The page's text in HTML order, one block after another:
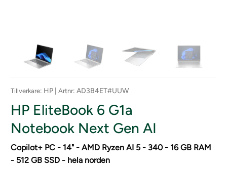
Tillverkare: HP | Artnr: AD3B4ET#UUW
HP EliteBook 6 G1a
Notebook Next Gen AI
Copilot+ PC - 14" - AMD Ryzen AI 5 - 340 - 16 GB RAM
- 512 GB SSD - hela norden